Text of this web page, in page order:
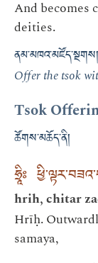
And becomes
deities.
ནམ་མཁའ་མཛོད་སྔགས།
Offer the tsok
Tsok
ཚོགས་མཆོད་ནི།
ཧྲཱིཿ
hrih, chitar
Hrīḥ.
samaya,